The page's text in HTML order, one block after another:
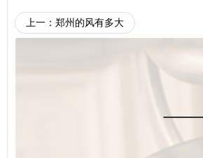
上一： 郑州的风有多大